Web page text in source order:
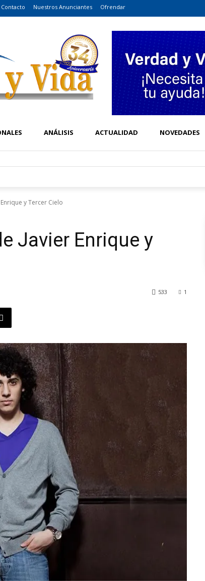
Contacto Nuestros Anunciantes Ofrendar
ANÁLISIS ACTUALIDAD NOVEDADES
y Tercer Cielo
Javier Enrique y
1
533